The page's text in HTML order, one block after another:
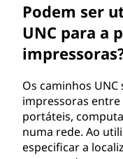
Podem ser
UNC para a
Os caminhos
impressoras
portáteis,
numa rede. Ao
especificar a